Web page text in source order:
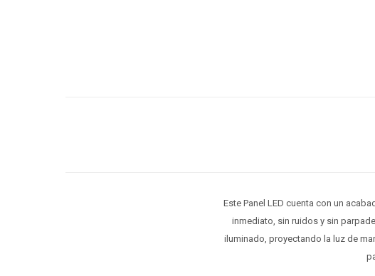
Este Panel LED cuenta con un
inmediato, sin ruidos y sin
iluminado, proyectando la luz de